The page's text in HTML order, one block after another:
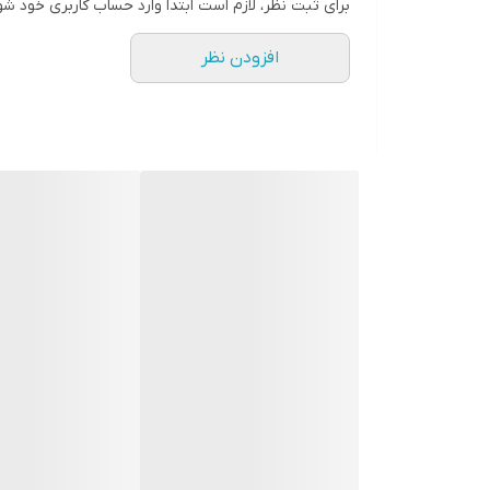
برای ثبت نظر، لازم است ابتدا وارد حساب کاربری خود
افزودن نظر